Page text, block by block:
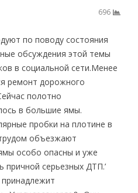
696
по поводу состояния
обсуждения этой темы
в социальной сети.Менее
ремонт дорожного
полотно
в большие ямы.
пробки на плотине в
объезжают
особо опасны и уже
причной серьезных ДТП.’